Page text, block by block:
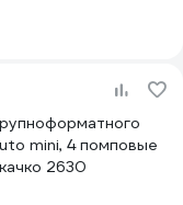
mini, 4 помповые
2630